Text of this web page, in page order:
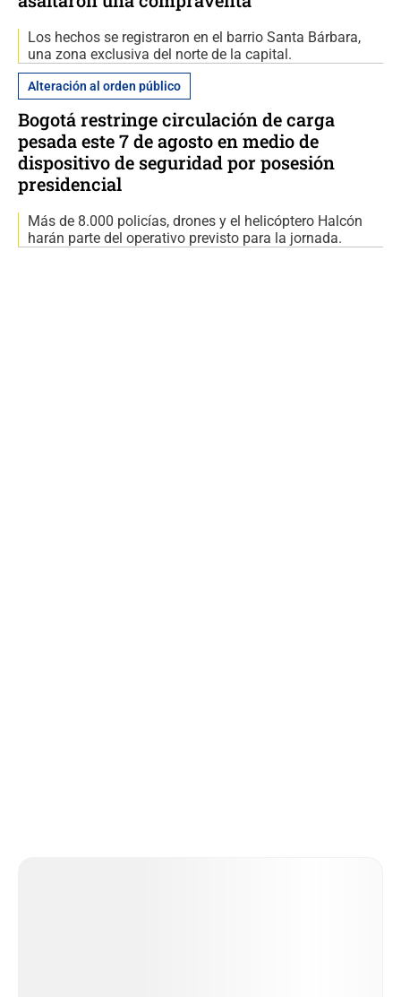
Los hechos se registraron en el barrio Santa Bárbara,
una zona exclusiva del norte de la capital.
Alteración al orden público
Bogotá restringe circulación de carga
pesada este 7 de agosto en medio de
dispositivo de seguridad por posesión
presidencial
Más de 8.000 policías, drones y el helicóptero Halcón
harán parte del operativo previsto para la jornada.